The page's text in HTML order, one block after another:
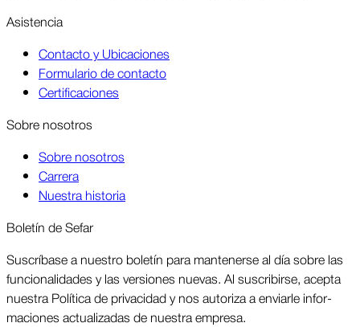
Asis­tencia
Contacto y Ubicaciones
Formulario de contacto
Certificaciones
Sobre nosotros
Sobre nosotros
Carrera
Nuestra historia
Boletín de Sefar
Sus­críbase a nuestro boletín para man­tenerse al día sobre las
funcio­nalidades y las ver­siones nuevas. Al suscri­birse, acepta
nuestra Política de priva­cidad y nos autoriza a enviarle infor­
maciones actua­lizadas de nuestra empresa.